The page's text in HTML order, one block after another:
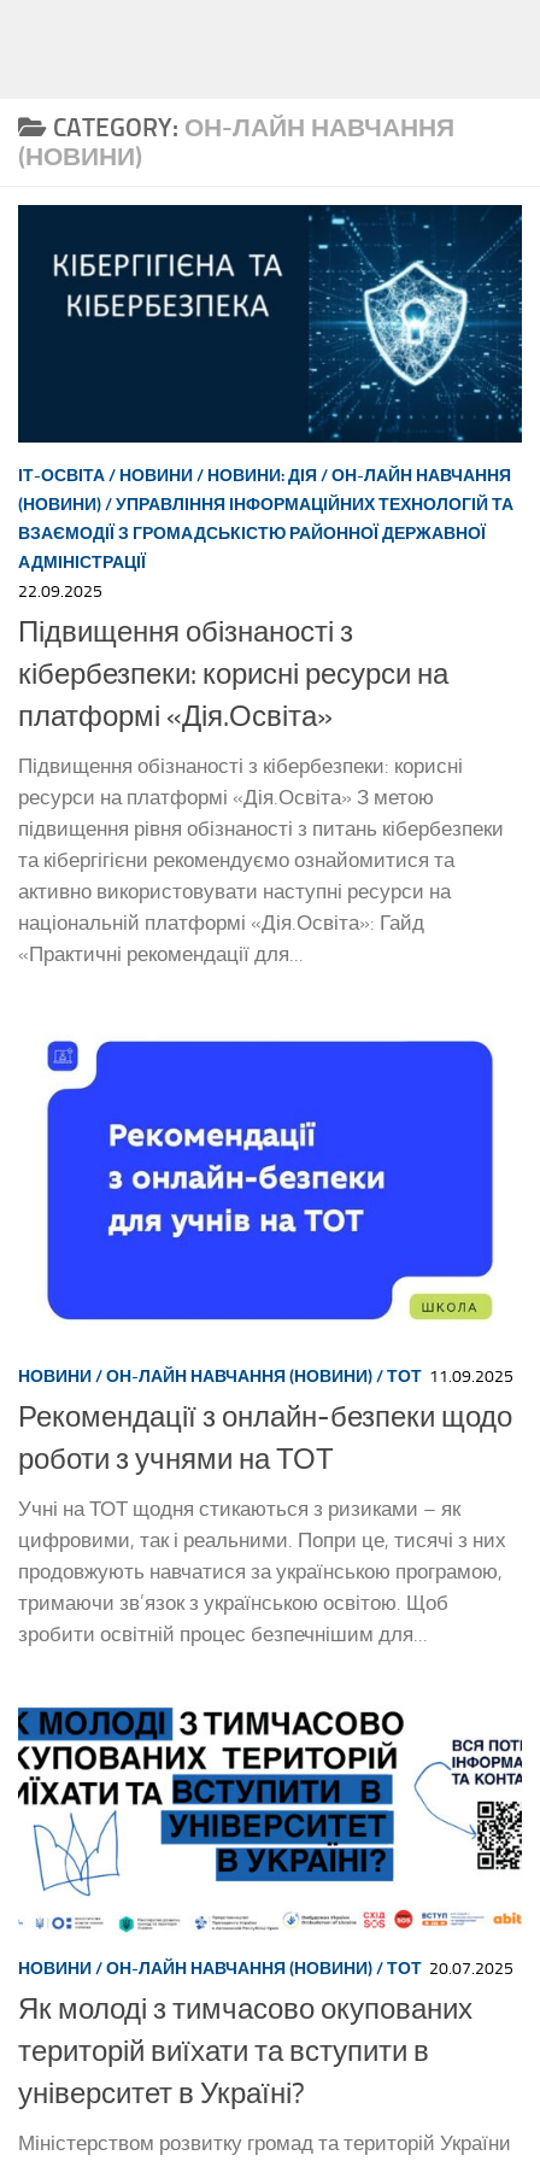
CATEGORY: ОН-ЛАЙН НАВЧАННЯ
(НОВИНИ)
ІТ-ОСВІТА/ НОВИНИ/ НОВИНИ: ДІЯ/ОН-ЛАЙН НАВЧАННЯ
(НОВИНИ)/УПРАВЛІННЯ ІНФОРМАЦІЙНИХ ТЕХНОЛОГІЙ ТА
ВЗАЄМОДІЇ З ГРОМАДСЬКІСТЮ РАЙОННОЇ ДЕРЖАВНОЇ
АДМІНІСТРАЦІЇ
22.09.2025
Підвищення обізнаності з
кібербезпеки: корисні ресурси на
платформі «Дія.Освіта»
Підвищення обізнаності з кібербезпеки: корисні
ресурси на платформі «Дія.Освіта» З метою
підвищення рівня обізнаності з питань кібербезпеки
та кібергігієни рекомендуємо ознайомитися та
активно використовувати наступні ресурси на
національній платформі «Дія.Освіта»: Гайд
«Практичні рекомендації для...
НОВИНИ/ОН-ЛАЙН НАВЧАННЯ (НОВИНИ)/ТОТ 11.09.2025
Рекомендації з онлайн-безпеки щодо
роботи з учнями на ТОТ
Учні на ТОТ щодня стикаються з ризиками – як
цифровими, так і реальними. Попри це, тисячі з них
продовжують навчатися за українською програмою,
тримаючи зв’язок з українською освітою. Щоб
зробити освітній процес безпечнішим для...
НОВИНИ/ОН-ЛАЙН НАВЧАННЯ (НОВИНИ)/ТОТ 20.07.2025
Як молоді з тимчасово окупованих
територій виїхати та вступити в
університет в Україні?
Міністерством розвитку громад та територій України